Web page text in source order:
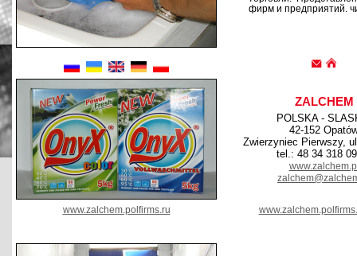
фирм и предприятий.
ZALCHEM
POLSKA -
42-152
Zwierzyniec Pierwszy,
tel.: 48 34 318
www.zalchem.polfirms.ru